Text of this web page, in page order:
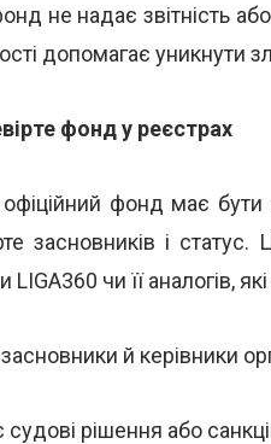
не надає звітність
допомагає уникнути
фонд у реєстрах
фонд має
засновників і
LIGA360 чи її аналогів,
й керівники
судові рішення або